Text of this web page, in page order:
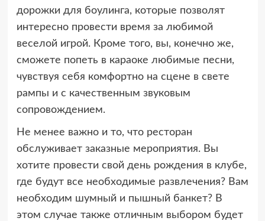
дорожки для боулинга, которые позволят
интересно провести время за любимой
веселой игрой. Кроме того, вы, конечно же,
сможете попеть в караоке любимые песни,
чувствуя себя комфортно на сцене в свете
рампы и с качественным звуковым
сопровождением.
Не менее важно и то, что ресторан
обслуживает заказные мероприятия. Вы
хотите провести свой день рождения в клубе,
где будут все необходимые развлечения? Вам
необходим шумный и пышный банкет? В
этом случае также отличным выбором будет